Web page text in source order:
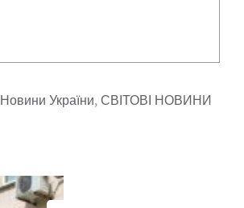
Новини України, СВІТОВІ НОВИНИ